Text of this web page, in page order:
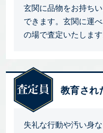
玄関に品物をお持ち
できます。玄関に運
の場で査定いたします
教育され
失礼な行動や汚い身